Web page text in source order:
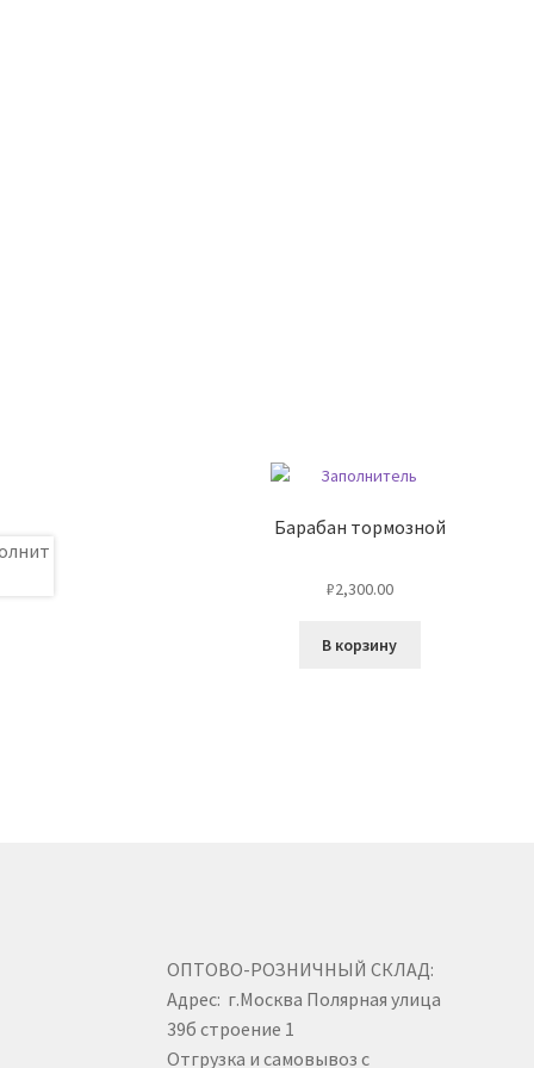
Барабан тормозной
₽2,300.00
В корзину
ОПТОВО-РОЗНИЧНЫЙ СКЛАД:
Адрес: г.Москва Полярная улица
39б строение 1
Отгрузка и самовывоз с